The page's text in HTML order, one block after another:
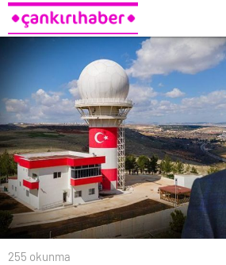
verimliliğini artıracak dışa bağımlılığı
azaltacak’
255 okunma